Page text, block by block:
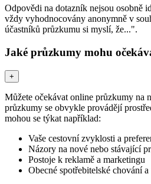
Odpovědi na dotazník nejsou osobně
vždy vyhodnocovány anonymně v
účastníků průzkumu si myslí, že...".
Jaké průzkumy mohu
+
Můžete očekávat online průzkumy na
průzkumy se obvykle provádějí
mohou se týkat například:
Vaše cestovní zvyklosti a
Názory na nové nebo stávající
Postoje k reklamě a marketingu
Obecné spotřebitelské chování